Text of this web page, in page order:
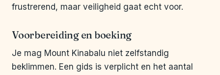
frustrerend, maar veiligheid gaat echt voor.
Voorbereiding en boeking
Je mag Mount Kinabalu niet zelfstandig
beklimmen. Een gids is verplicht en het aantal